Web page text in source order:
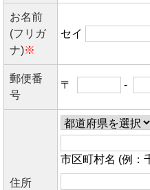
お名前
(フリガ
ナ)※
セイ
郵便番
号
〒 -
住所
市区町村名 (例：